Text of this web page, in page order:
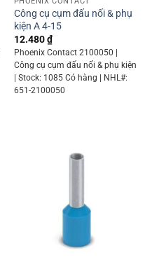
Công cụ cụm đấu nối & phụ
kiện A 4-15
12.480₫
Phoenix Contact 2100050 |
Công cụ cụm đấu nối & phụ kiện
| Stock: 1085 Có hàng | NHL#:
651-2100050